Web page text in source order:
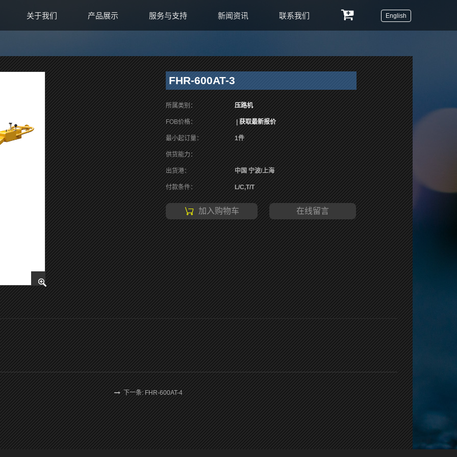
关于我们 产品展示 服务与支持 新闻资讯 联系我们 English
FHR-600AT-3
所属类别： 压路机
FOB价格： |获取最新报价
最小起订量： 1件
供货能力：
出货港： 中国 宁波/上海
付款条件： L/C,T/T
加入购物车 在线留言
下一条: FHR-600AT-4